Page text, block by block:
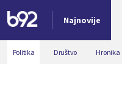
Najnovije
Nova vest
Politika Društvo Hronika